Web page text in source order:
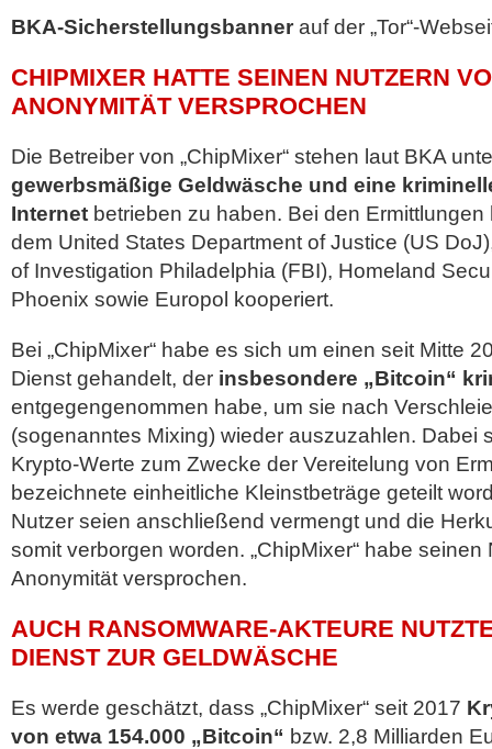
BKA-Sicherstellungsbanner auf der „Tor“-
CHIPMIXER HATTE SEINEN NUTZERN
ANONYMITÄT VERSPROCHEN
Die Betreiber von „ChipMixer“ stehen laut BKA
gewerbsmäßige Geldwäsche und eine
Internet betrieben zu haben. Bei den
dem United States Department of Justice (US
of Investigation Philadelphia (FBI), Homeland
Phoenix sowie Europol kooperiert.
Bei „ChipMixer“ habe es sich um einen seit Mitte
Dienst gehandelt, der insbesondere „Bitcoin“
entgegengenommen habe, um sie nach
(sogenanntes Mixing) wieder auszuzahlen. Dabei
Krypto-Werte zum Zwecke der Vereitelung von
bezeichnete einheitliche Kleinstbeträge geteilt
Nutzer seien anschließend vermengt und die
somit verborgen worden. „ChipMixer“ habe
Anonymität versprochen.
AUCH RANSOMWARE-AKTEURE
DIENST ZUR GELDWÄSCHE
Es werde geschätzt, dass „ChipMixer“ seit 2017
von etwa 154.000 „Bitcoin“ bzw. 2,8 Milliarden